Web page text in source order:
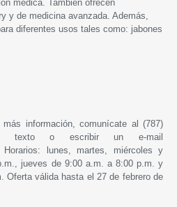
médica. También ofrecen
y de medicina avanzada. Además,
diferentes usos tales como: jabones
información, comunícate al (787)
texto o escribir un e-mail
lunes, martes, miércoles y
jueves de 9:00 a.m. a 8:00 p.m. y
Oferta válida hasta el 27 de febrero de